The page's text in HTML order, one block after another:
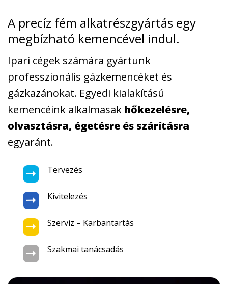
A precíz fém alkatrészgyártás egy
megbízható kemencével indul.
Ipari cégek számára gyártunk
professzionális gázkemencéket és
gázkazánokat. Egyedi kialakítású
kemencéink alkalmasak hőkezelésre,
olvasztásra, égetésre és szárításra
egyaránt.
Tervezés
Kivitelezés
Szerviz – Karbantartás
Szakmai tanácsadás